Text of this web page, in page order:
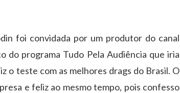
foi convidada por um produtor do canal
do programa Tudo Pela Audiência que iria
o teste com as melhores drags do Brasil. O
e feliz ao mesmo tempo, pois confesso